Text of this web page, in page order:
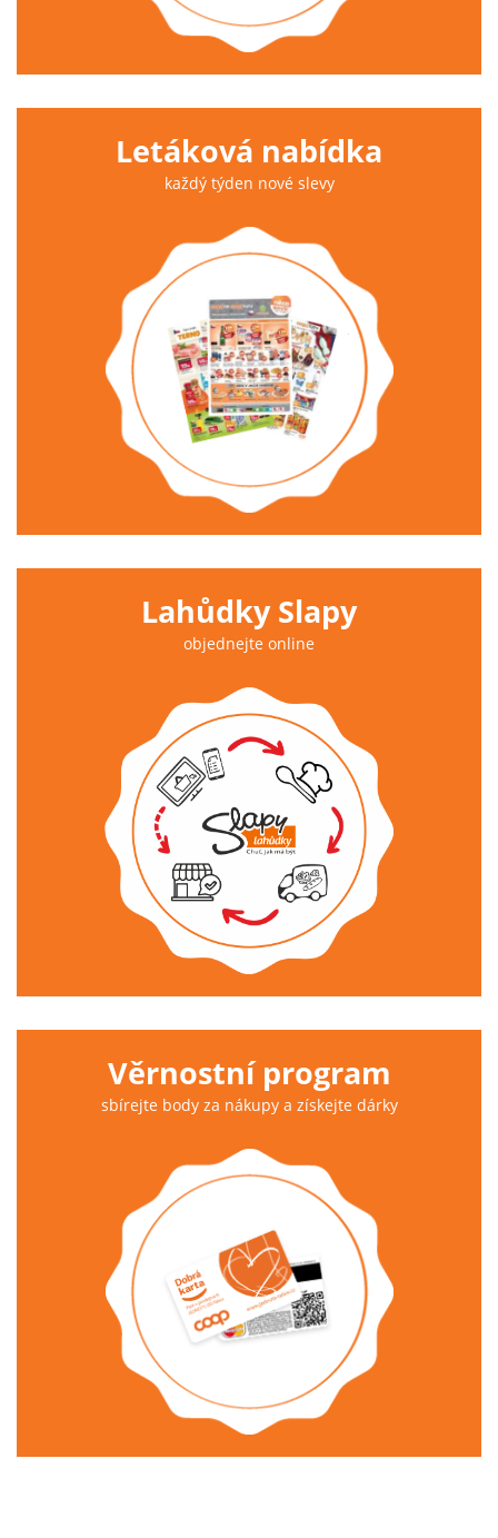
Letáková nabídka
každý týden nové slevy
Lahůdky Slapy
objednejte online
Věrnostní program
sbírejte body za nákupy a získejte dárky